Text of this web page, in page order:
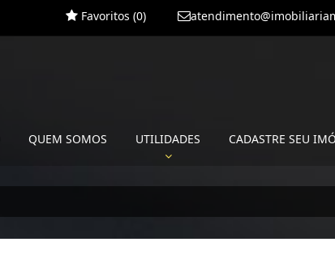
Favoritos (0)
QUEM SOMOS UTILIDADES CADASTRE SEU